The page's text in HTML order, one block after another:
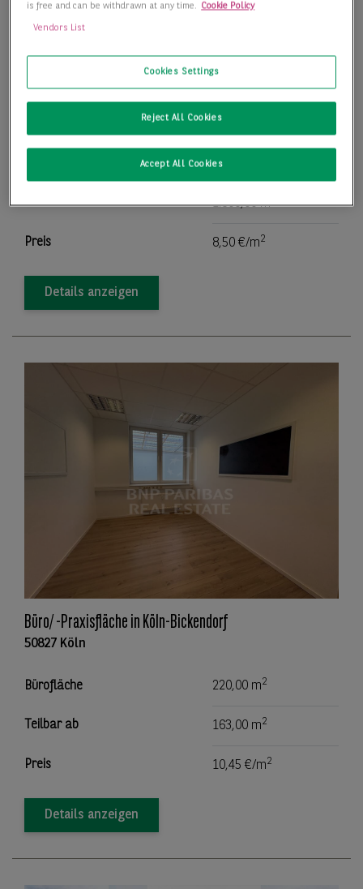
Halle mit Rampenandienung und Freifläche in Karlsfeld
Lager-/Produktionsfläche 1.800,00 m
Teilbar ab 1.800,00 m
Preis 8,50 €/m2
Details anzeigen
Büro/ -Praxisfläche in Köln-Bickendorf
50827 Köln
Bürofläche 220,00 m2
Teilbar ab 163,00 m2
Preis 10,45 €/m2
Details anzeigen
is free and can be withdrawn at any time. Cookie Policy
Vendors List
Cookies Settings
Reject All Cookies
Accept All Cookies